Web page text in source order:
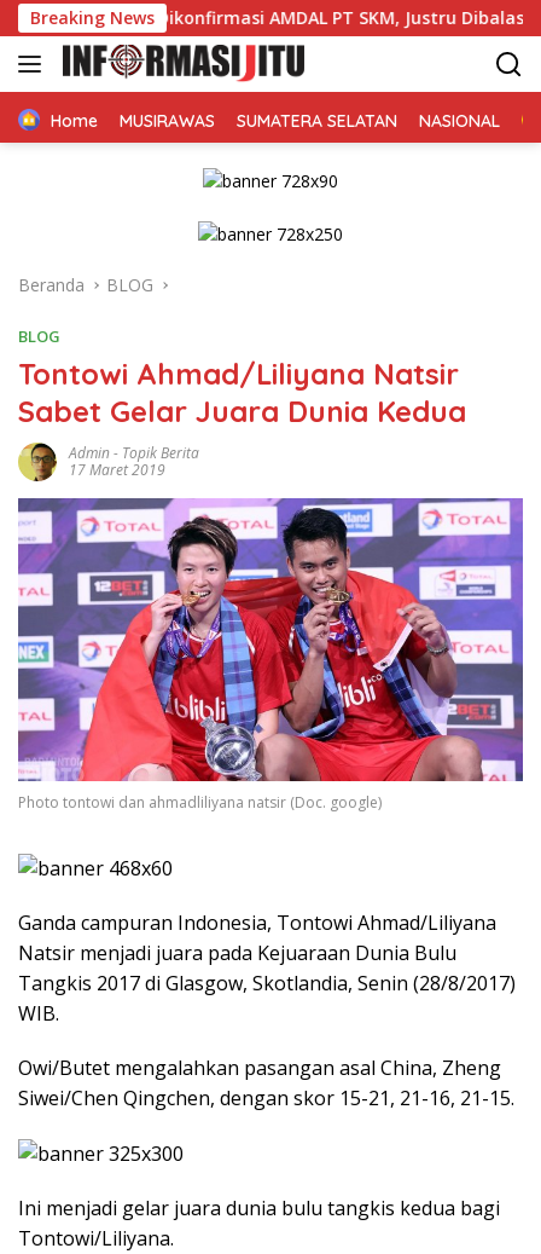
Langsung
ke
konten
Breaking News
Dikonfirmasi AMDAL PT SKM, Justru Dibalas Jawaban
Home MUSIRAWAS SUMATERA SELATAN NASIONAL
Beranda BLOG
BLOG
Tontowi Ahmad/Liliyana Natsir
Sabet Gelar Juara Dunia Kedua
Admin- Topik Berita
17 Maret 2019
Photo tontowi dan ahmadliliyana natsir (Doc. google)
Ganda campuran Indonesia, Tontowi Ahmad/Liliyana
Natsir menjadi juara pada Kejuaraan Dunia Bulu
Tangkis 2017 di Glasgow, Skotlandia, Senin (28/8/2017)
WIB.
Owi/Butet mengalahkan pasangan asal China, Zheng
Siwei/Chen Qingchen, dengan skor 15-21, 21-16, 21-15.
Ini menjadi gelar juara dunia bulu tangkis kedua bagi
Tontowi/Liliyana.